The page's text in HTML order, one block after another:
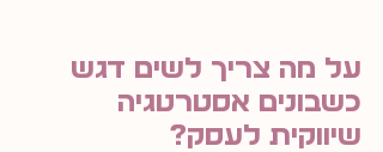
על מה צריך לשים דגש
כשבונים אסטרטגיה
שיווקית לעסק?